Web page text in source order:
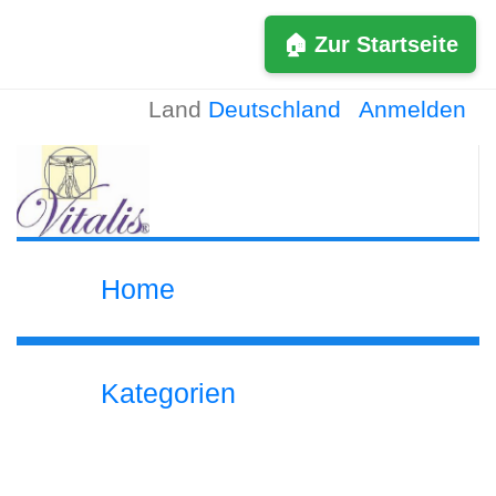
🏠 Zur Startseite
Land Deutschland Anmelden
Home
Kategorien